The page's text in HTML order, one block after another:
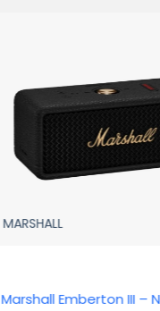
JBL
JBL Flip 7 – Noir